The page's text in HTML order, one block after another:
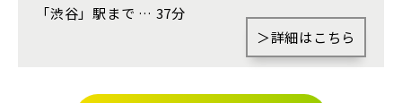
東京メトロ千代田線
北総鉄道
富士見市(0)
蓮田市(1)
ふじみ野市(1)
北足立郡伊奈町(5)
「渋谷」駅まで … 37分
＞詳細はこちら